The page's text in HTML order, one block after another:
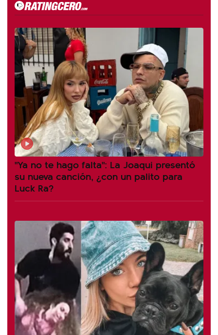
"Ya no te hago falta": La Joaqui presentó
su nueva canción, ¿con un palito para
Luck Ra?